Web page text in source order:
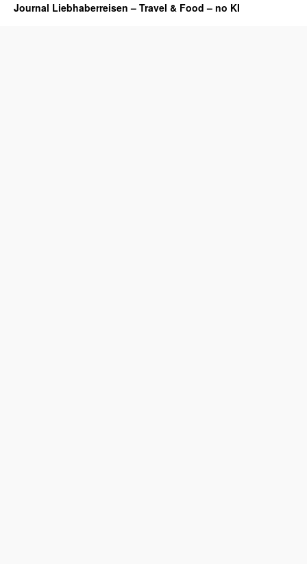
Journal Liebhaberreisen – Travel & Food – no KI